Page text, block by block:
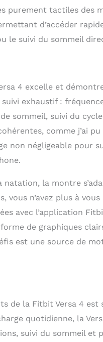
purement tactiles des
d’accéder
le suivi du sommeil
4 excelle et
exhaustif :
sommeil, suivi du
comme j’ai
non négligeable pour
la montre
vous n’avez plus à
avec l’application
de graphiques
est une source de
de la Fitbit Versa 4
quotidienne, la
suivi du sommeil et